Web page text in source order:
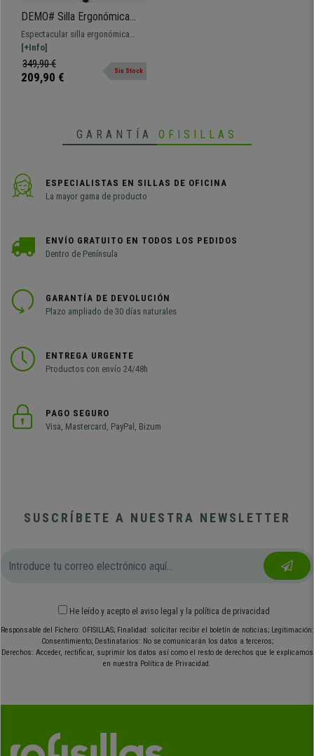
DEMO# Silla Ergonómica
LONDON, Soporte Lumbar
Ajustable, Asiento
Deslizante, Brazos 3D, Uso
8H, Azul
Espectacular silla ergonómica
para uso profesional. Ajustes
premium, como la altura del
respaldo y profundidad del
[+Info]
349,90 €
209,90 € Sin Stock
GARANTÍA OFISILLAS
ESPECIALISTAS EN SILLAS DE OFICINA
La mayor gama de producto
ENVÍO GRATUITO EN TODOS LOS PEDIDOS
Dentro de Península
GARANTÍA DE DEVOLUCIÓN
Plazo ampliado de 30 días naturales
ENTREGA URGENTE
Productos con envío 24/48h
PAGO SEGURO
Visa, Mastercard, PayPal, Bizum
SUSCRÍBETE A NUESTRA NEWSLETTER
He leído y acepto el aviso legal y la política de privacidad
Responsable del Fichero: OFISILLAS; Finalidad: solicitar recibir el boletín de noticias; Legitimación:
Consentimiento; Destinatarios: No se comunicarán los datos a terceros;
Derechos: Acceder, rectificar, suprimir los datos así como el resto de derechos que le explicamos
en nuestra Política de Privacidad.